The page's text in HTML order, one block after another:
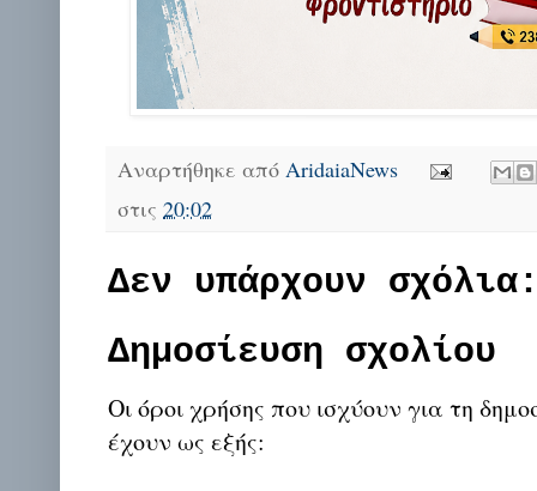
Αναρτήθηκε από AridaiaNews
στις 20:02
Δεν υπάρχουν
Δημοσίευση σχολίου
Οι όροι χρήσης που ισχύουν για τη
έχουν ως εξής: